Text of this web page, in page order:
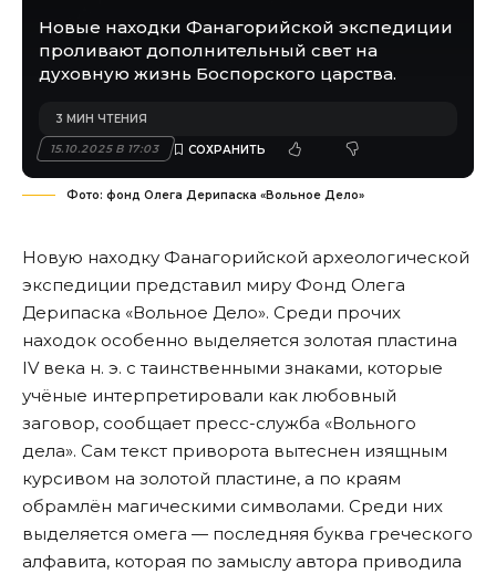
Новые находки Фанагорийской экспедиции
проливают дополнительный свет на
духовную жизнь Боспорского царства.
15.10.2025 В 17:03
3 МИН ЧТЕНИЯ
Фото: фонд Олега Дерипаска «Вольное Дело»
Новую находку Фанагорийской археологической
экспедиции представил миру Фонд Олега
Дерипаска «Вольное Дело». Среди прочих
находок особенно выделяется золотая пластина
IV века н. э. с таинственными знаками, которые
учёные интерпретировали как любовный
заговор, сообщает пресс-служба «Вольного
дела». Сам текст приворота вытеснен изящным
курсивом на золотой пластине, а по краям
обрамлён магическими символами. Среди них
выделяется омега — последняя буква греческого
алфавита, которая по замыслу автора приводила